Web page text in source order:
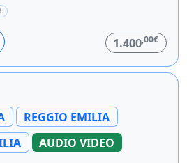
1.400,00€
REGGIO EMILIA
AUDIO VIDEO